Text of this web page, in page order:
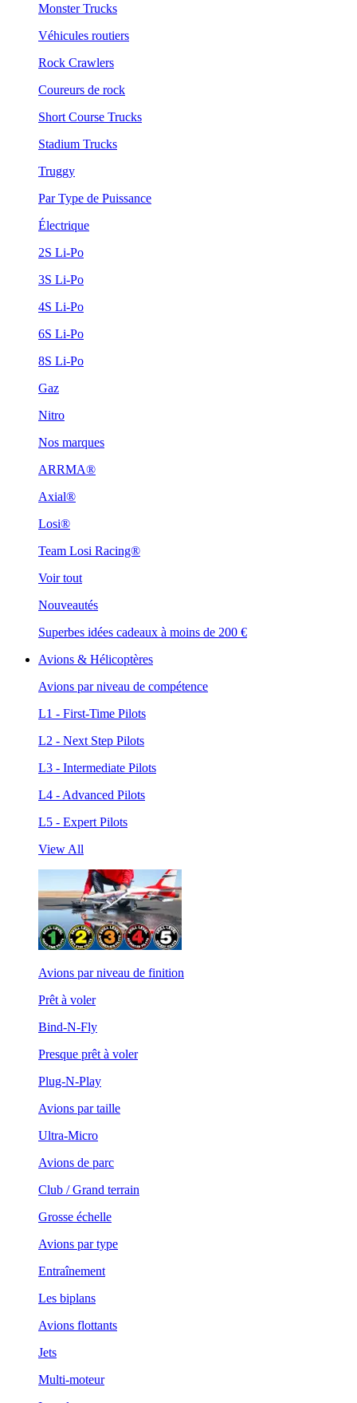
Monster Trucks
Véhicules routiers
Rock Crawlers
Coureurs de rock
Short Course Trucks
Stadium Trucks
Truggy
Par Type de Puissance
Électrique
2S Li-Po
3S Li-Po
4S Li-Po
6S Li-Po
8S Li-Po
Gaz
Nitro
Nos marques
ARRMA®
Axial®
Losi®
Team Losi Racing®
Voir tout
Nouveautés
Superbes idées cadeaux à moins de 200 €
Avions & Hélicoptères
Avions par niveau de compétence
L1 - First-Time Pilots
L2 - Next Step Pilots
L3 - Intermediate Pilots
L4 - Advanced Pilots
L5 - Expert Pilots
View All
Avions par niveau de finition
Prêt à voler
Bind-N-Fly
Presque prêt à voler
Plug-N-Play
Avions par taille
Ultra-Micro
Avions de parc
Club / Grand terrain
Grosse échelle
Avions par type
Entraînement
Les biplans
Avions flottants
Jets
Multi-moteur